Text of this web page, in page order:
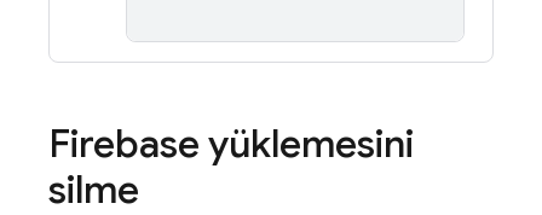
Firebase yüklemesini
silme